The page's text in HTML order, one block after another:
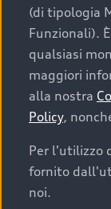
(di tipologia
Funzionali).
qualsiasi
maggiori
alla nostra
Policy,
Per l'utilizzo
fornito
noi.